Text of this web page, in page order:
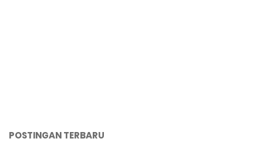
POSTINGAN TERBARU